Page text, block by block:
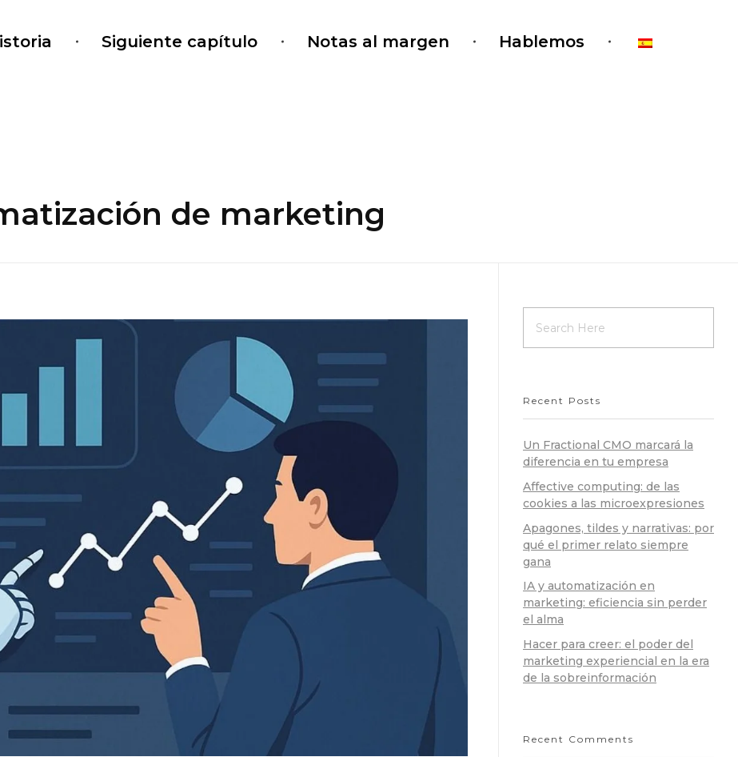
Siguiente capítulo Notas al margen Hablemos
de marketing
Recent Posts
Un Fractional CMO marcará la
diferencia en tu empresa
Affective computing: de las
cookies a las microexpresiones
Apagones, tildes y narrativas: por
qué el primer relato siempre
gana
IA y automatización en
marketing: eficiencia sin perder
el alma
Hacer para creer: el poder del
marketing experiencial en la era
de la sobreinformación
Recent Comments